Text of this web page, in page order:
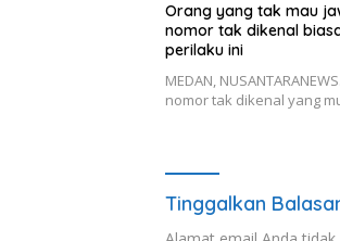
Orang yang tak mau
nomor tak dikenal
perilaku ini
MEDAN,
nomor tak dikenal yang
Tinggalkan